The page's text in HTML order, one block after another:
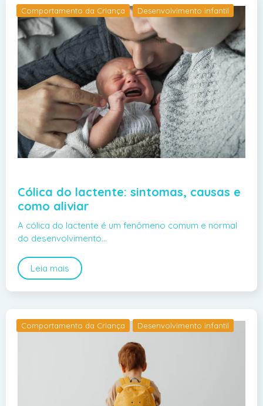
Comportamento da Criança Desenvolvimento infantil
Cólica do lactente: sintomas, causas e
como aliviar
A cólica do lactente é um fenômeno comum e normal
do desenvolvimento…
Leia mais
Comportamento da Criança Desenvolvimento infantil